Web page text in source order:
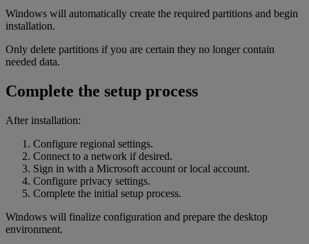
Windows will automatically create the required partitions and begin
installation.
Only delete partitions if you are certain they no longer contain
needed data.
Complete the setup process
After installation:
Configure regional settings.
Connect to a network if desired.
Sign in with a Microsoft account or local account.
Configure privacy settings.
Complete the initial setup process.
Windows will finalize configuration and prepare the desktop
environment.